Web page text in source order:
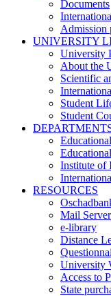
Documents
Admission
UNIVERSITY
University
About the
Scientific
Student
Student
Institute of
RESOURCES
Mail Server
e-library
Distance
University
Access to
State